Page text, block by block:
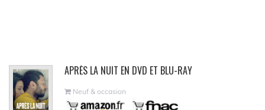
APRÈS LA NUIT EN DVD ET BLU-RAY
Neuf & occasion